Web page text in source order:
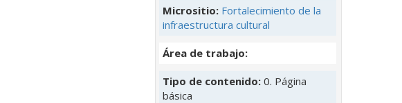
Micrositio: Fortalecimiento de la
infraestructura cultural
Área de trabajo:
Tipo de contenido: 0. Página
básica